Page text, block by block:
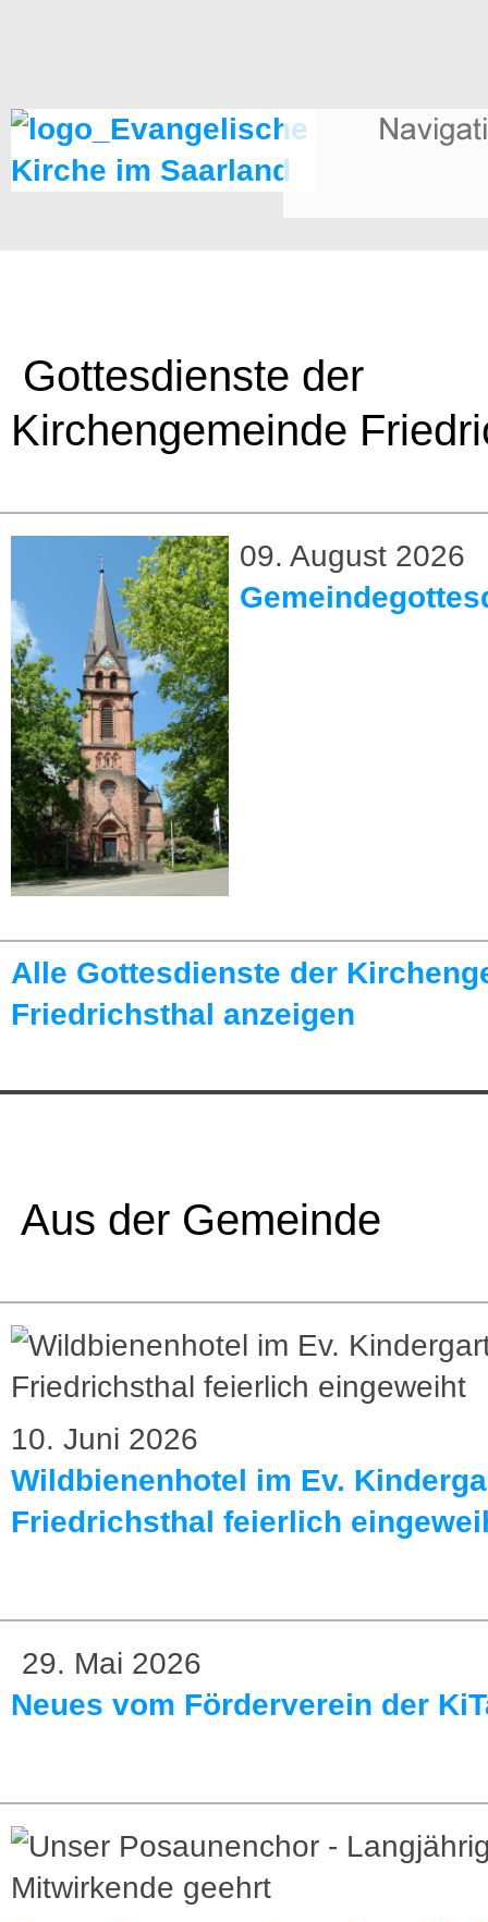
Gottesdienste der
Kirchengemeinde
09. August 2026
Alle Gottesdienste der
Friedrichsthal anzeigen
Aus der Gemeinde
10. Juni 2026
Wildbienenhotel im Ev.
Friedrichsthal feierlich
29. Mai 2026
Neues vom Förderverein der